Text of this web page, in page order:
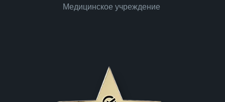
Медицинское учреждение